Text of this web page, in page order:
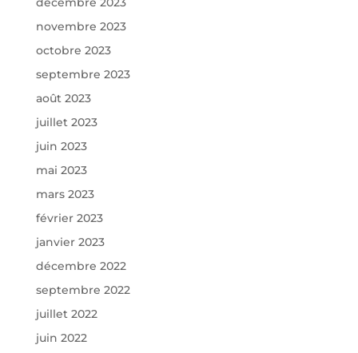
novembre 2023
octobre 2023
septembre 2023
août 2023
juillet 2023
juin 2023
mai 2023
mars 2023
février 2023
janvier 2023
décembre 2022
septembre 2022
juillet 2022
juin 2022